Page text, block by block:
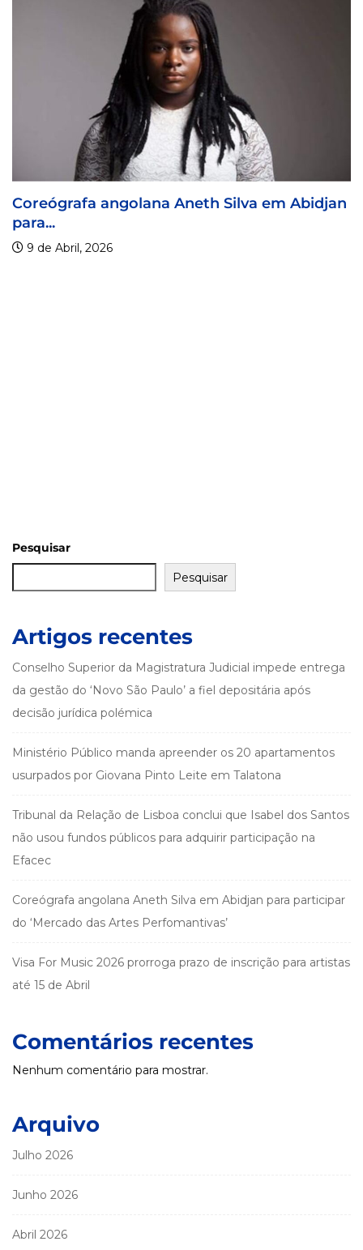
Silva em Abidjan Visa For Music 2026
Pesquisar
Pesquisar
Artigos recentes
Conselho Superior da Magistratura Judicial impede entrega
da gestão do ‘Novo São Paulo’ a fiel depositária após
decisão jurídica polémica
Ministério Público manda apreender os 20 apartamentos
usurpados por Giovana Pinto Leite em Talatona
Tribunal da Relação de Lisboa conclui que Isabel dos Santos
não usou fundos públicos para adquirir participação na
Efacec
Coreógrafa angolana Aneth Silva em Abidjan para participar
do ‘Mercado das Artes Perfomantivas’
Visa For Music 2026 prorroga prazo de inscrição para artistas
até 15 de Abril
Comentários recentes
Nenhum comentário para mostrar.
Arquivo
Julho 2026
Junho 2026
Abril 2026